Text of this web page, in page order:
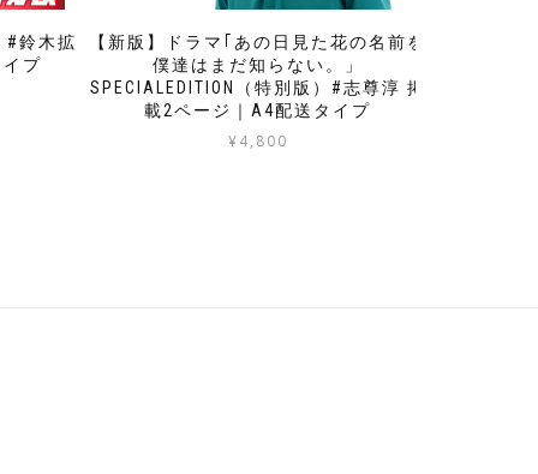
#鈴木拡
プ
【新版】ドラマ｢あの日見た花の名前を
僕達はまだ知らない。」
SPECIALEDITION（特別版）#志尊淳 掲
載2ページ｜A4配送タイプ
¥4,800